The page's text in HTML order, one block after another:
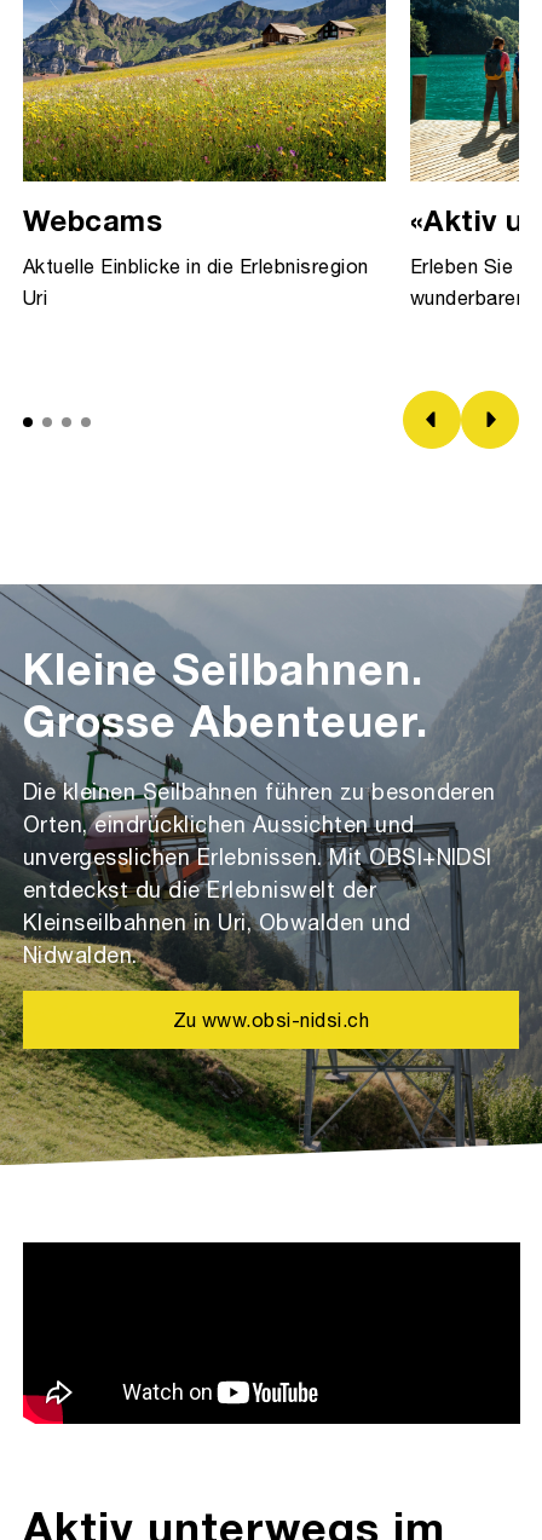
Webcams
Aktuelle Einblicke in die Erlebnisregion
Uri
«Aktiv
Erleben Sie
wunderbaren
Kleine Seilbahnen.
Grosse Abenteuer.
Die kleinen Seilbahnen führen zu besonderen
Orten, eindrücklichen Aussichten und
unvergesslichen Erlebnissen. Mit OBSI+NIDSI
entdeckst du die Erlebniswelt der
Kleinseilbahnen in Uri, Obwalden und
Nidwalden.
Zu www.obsi-nidsi.ch
Aktiv unterwegs im